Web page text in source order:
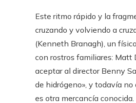
Este ritmo rápido y la
cruzando y volviendo a
(Kenneth Branagh), un
con rostros familiares: Matt
aceptar al director Benny
de hidrógeno», y todavía
es otra mercancía conocida.